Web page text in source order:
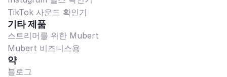
TikTok 사운드 확인기
기타 제품
스트리머를 위한 Mubert
Mubert 비즈니스용
약
블로그